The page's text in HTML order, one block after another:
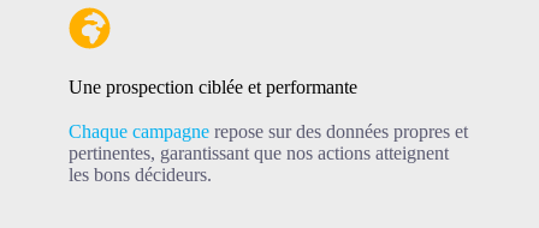
Une prospection ciblée et performante
Chaque campagnerepose sur des données propres et
pertinentes, garantissant que nos actions atteignent
les bons décideurs.